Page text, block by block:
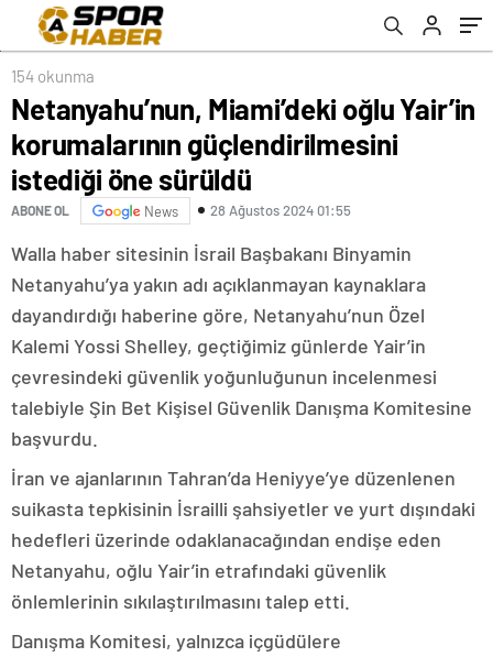
sürüldü
154 okunma
Netanyahu’nun, Miami’deki oğlu Yair’in
korumalarının güçlendirilmesini
istediği öne sürüldü
ABONE OL News 28 Ağustos 2024 01:55
Walla haber sitesinin İsrail Başbakanı Binyamin
Netanyahu’ya yakın adı açıklanmayan kaynaklara
dayandırdığı haberine göre, Netanyahu’nun Özel
Kalemi Yossi Shelley, geçtiğimiz günlerde Yair’in
çevresindeki güvenlik yoğunluğunun incelenmesi
talebiyle Şin Bet Kişisel Güvenlik Danışma Komitesine
başvurdu.
İran ve ajanlarının Tahran’da Heniyye’ye düzenlenen
suikasta tepkisinin İsrailli şahsiyetler ve yurt dışındaki
hedefleri üzerinde odaklanacağından endişe eden
Netanyahu, oğlu Yair’in etrafındaki güvenlik
önlemlerinin sıkılaştırılmasını talep etti.
Danışma Komitesi, yalnızca içgüdülere